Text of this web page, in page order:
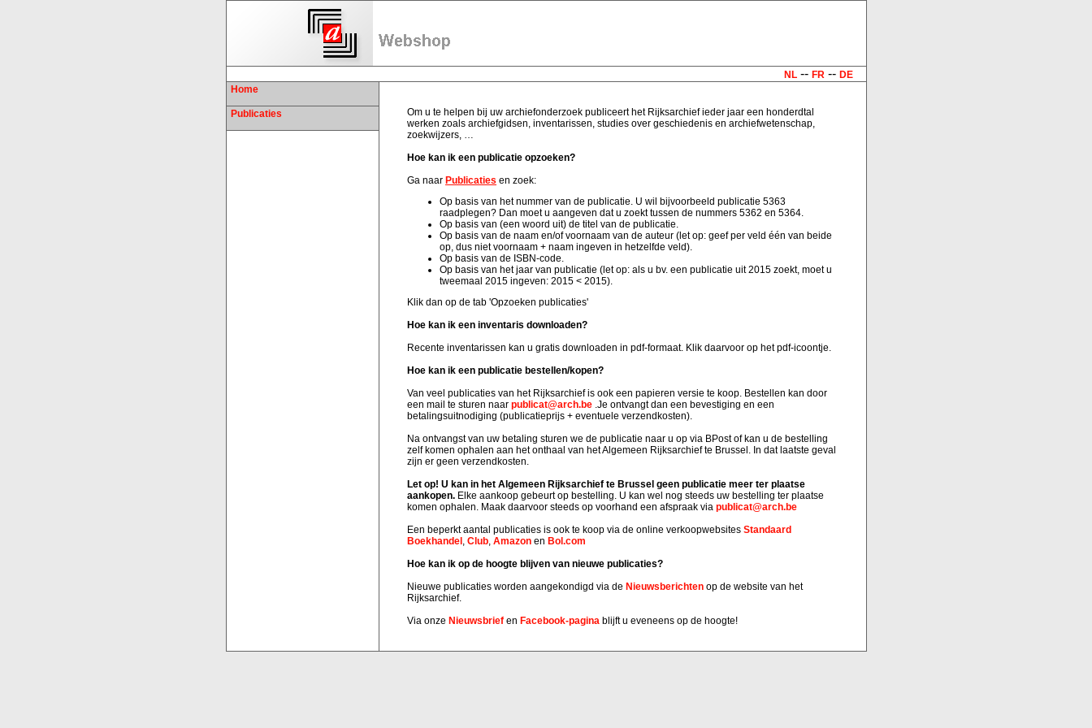
NL-- FR -- DE
Home
Publicaties
Om u te helpen bij uw archiefonderzoek publiceert het Rijksarchief ieder jaar een honderdtal
werken zoals archiefgidsen, inventarissen, studies over geschiedenis en archiefwetenschap,
zoekwijzers, …
Hoe kan ik een publicatie opzoeken?
Ga naar Publicaties en zoek:
Op basis van het nummer van de publicatie. U wil bijvoorbeeld publicatie 5363
raadplegen? Dan moet u aangeven dat u zoekt tussen de nummers 5362 en 5364.
Op basis van (een woord uit) de titel van de publicatie.
Op basis van de naam en/of voornaam van de auteur (let op: geef per veld één van beide
op, dus niet voornaam + naam ingeven in hetzelfde veld).
Op basis van de ISBN-code.
Op basis van het jaar van publicatie (let op: als u bv. een publicatie uit 2015 zoekt, moet u
tweemaal 2015 ingeven: 2015 < 2015).
Klik dan op de tab 'Opzoeken publicaties'
Hoe kan ik een inventaris downloaden?
Recente inventarissen kan u gratis downloaden in pdf-formaat. Klik daarvoor op het pdf-icoontje.
Hoe kan ik een publicatie bestellen/kopen?
Van veel publicaties van het Rijksarchief is ook een papieren versie te koop. Bestellen kan door
een mail te sturen naar publicat@arch.be .Je ontvangt dan een bevestiging en een
betalingsuitnodiging (publicatieprijs + eventuele verzendkosten).
Na ontvangst van uw betaling sturen we de publicatie naar u op via BPost of kan u de bestelling
zelf komen ophalen aan het onthaal van het Algemeen Rijksarchief te Brussel. In dat laatste geval
zijn er geen verzendkosten.
Let op! U kan in het Algemeen Rijksarchief te Brussel geen publicatie meer ter plaatse
aankopen. Elke aankoop gebeurt op bestelling. U kan wel nog steeds uw bestelling ter plaatse
komen ophalen. Maak daarvoor steeds op voorhand een afspraak via publicat@arch.be
Een beperkt aantal publicaties is ook te koop via de online verkoopwebsites Standaard
Boekhandel , Club, Amazon en Bol.com
Hoe kan ik op de hoogte blijven van nieuwe publicaties?
Nieuwe publicaties worden aangekondigd via de Nieuwsberichten op de website van het
Rijksarchief.
Via onze Nieuwsbrief en Facebook-pagina blijft u eveneens op de hoogte!